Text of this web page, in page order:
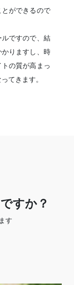
とができるので
ですので、結
りますし、時
の質が高まっ
てきます。
すか？
す